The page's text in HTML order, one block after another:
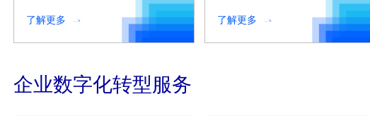
融、、、、教
育等行业客户信创服务经
验，，，，
为客户提供全方位的信创咨询与规划
了解更多
于多种技术路线的适配测试平台和应
用迁移平
了解更多
企业数字化转型服务